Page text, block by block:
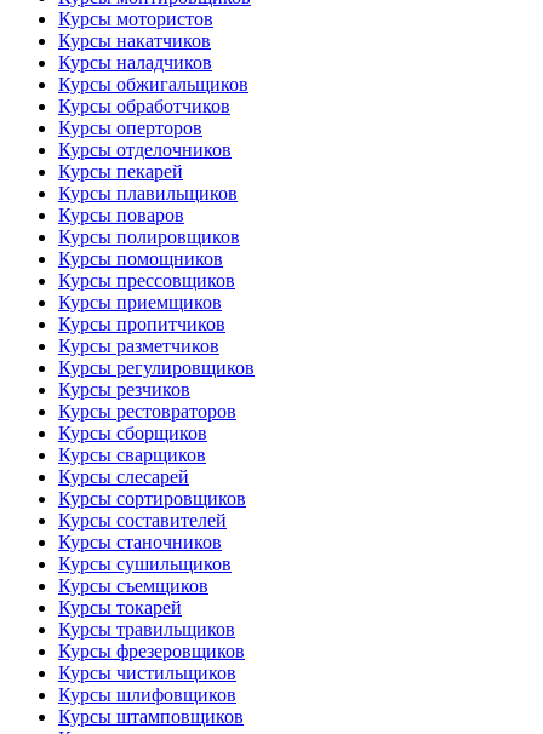
Курсы мотористов
Курсы накатчиков
Курсы наладчиков
Курсы обжигальщиков
Курсы обработчиков
Курсы оперторов
Курсы отделочников
Курсы пекарей
Курсы плавильщиков
Курсы поваров
Курсы полировщиков
Курсы помощников
Курсы прессовщиков
Курсы приемщиков
Курсы пропитчиков
Курсы разметчиков
Курсы регулировщиков
Курсы резчиков
Курсы рестовраторов
Курсы сборщиков
Курсы сварщиков
Курсы слесарей
Курсы сортировщиков
Курсы составителей
Курсы станочников
Курсы сушильщиков
Курсы съемщиков
Курсы токарей
Курсы травильщиков
Курсы фрезеровщиков
Курсы чистильщиков
Курсы шлифовщиков
Курсы штамповщиков